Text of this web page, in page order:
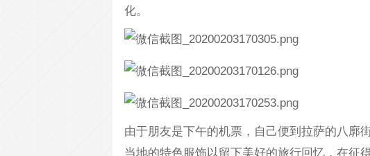
化。
由于朋友是下午的机票，自己便到拉萨的八廓
当地的特色服饰以留下美好的旅行回忆，在征